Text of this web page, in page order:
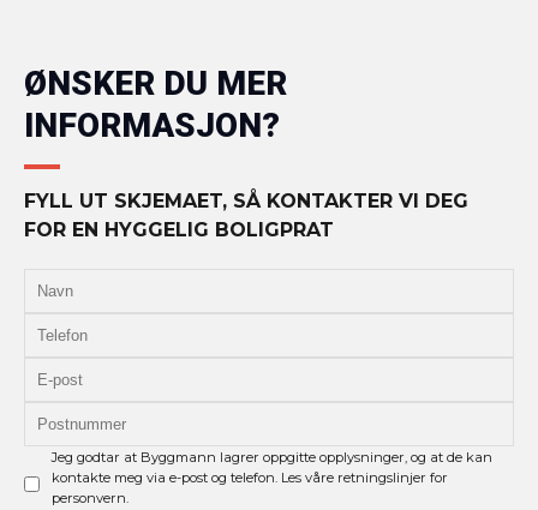
ØNSKER DU MER
INFORMASJON?
FYLL UT SKJEMAET, SÅ KONTAKTER VI DEG
FOR EN HYGGELIG BOLIGPRAT
Jeg godtar at Byggmann lagrer oppgitte opplysninger, og at de kan
kontakte meg via e-post og telefon. Les våre retningslinjer for
personvern.